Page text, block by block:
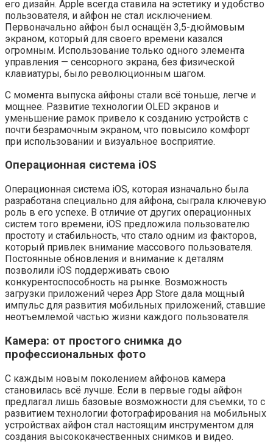
его дизайн. Apple всегда ставила на эстетику и удобство
пользователя, и айфон не стал исключением.
Первоначально айфон был оснащён 3,5-дюймовым
экраном, который для своего времени казался
огромным. Использование только одного элемента
управления — сенсорного экрана, без физической
клавиатуры, было революционным шагом.
С момента выпуска айфоны стали всё тоньше, легче и
мощнее. Развитие технологии OLED экранов и
уменьшение рамок привело к созданию устройств с
почти безрамочным экраном, что повысило комфорт
при использовании и визуальное восприятие.
Операционная система iOS
Операционная система iOS, которая изначально была
разработана специально для айфона, сыграла ключевую
роль в его успехе. В отличие от других операционных
систем того времени, iOS предложила пользователю
простоту и стабильность, что стало одним из факторов,
который привлек внимание массового пользователя.
Постоянные обновления и внимание к деталям
позволили iOS поддерживать свою
конкурентоспособность на рынке. Возможность
загрузки приложений через App Store дала мощный
импульс для развития мобильных приложений, ставшие
неотъемлемой частью жизни каждого пользователя.
Камера: от простого снимка до
профессиональных фото
С каждым новым поколением айфонов камера
становилась всё лучше. Если в первые годы айфон
предлагал лишь базовые возможности для съемки, то с
развитием технологии фотографирования на мобильных
устройствах айфон стал настоящим инструментом для
создания высококачественных снимков и видео.